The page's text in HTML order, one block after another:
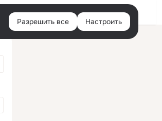
Войти
Разрешить все Настроить